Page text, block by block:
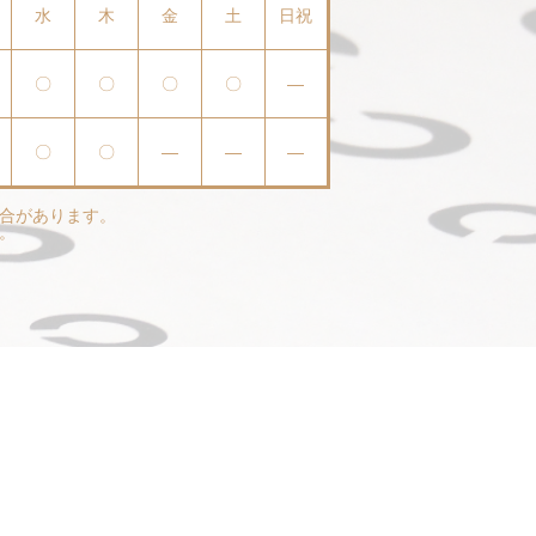
水 木 金 土 日祝
〇 〇 〇 〇 —
〇 〇 — — —
があります。